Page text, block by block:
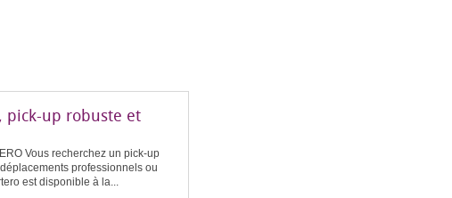
pick-up robuste et
Vous recherchez un pick-up
professionnels ou
est disponible à la...